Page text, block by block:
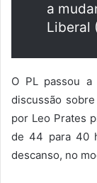
a
Liberal
O PL passou
discussão
por Leo Prates
de 44 para 40
descanso, no